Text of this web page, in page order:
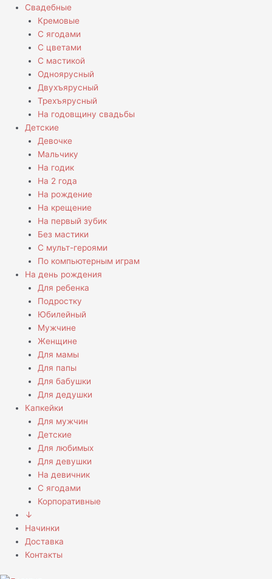
Свадебные
Кремовые
С ягодами
С цветами
С мастикой
Одноярусный
Двухъярусный
Трехъярусный
На годовщину свадьбы
Детские
Девочке
Мальчику
На годик
На 2 года
На рождение
На крещение
На первый зубик
Без мастики
С мульт-героями
По компьютерным играм
На день рождения
Для ребенка
Подростку
Юбилейный
Мужчине
Женщине
Для мамы
Для папы
Для бабушки
Для дедушки
Капкейки
Для мужчин
Детские
Для любимых
Для девушки
На девичник
С ягодами
Корпоративные
↓
Начинки
Доставка
Контакты